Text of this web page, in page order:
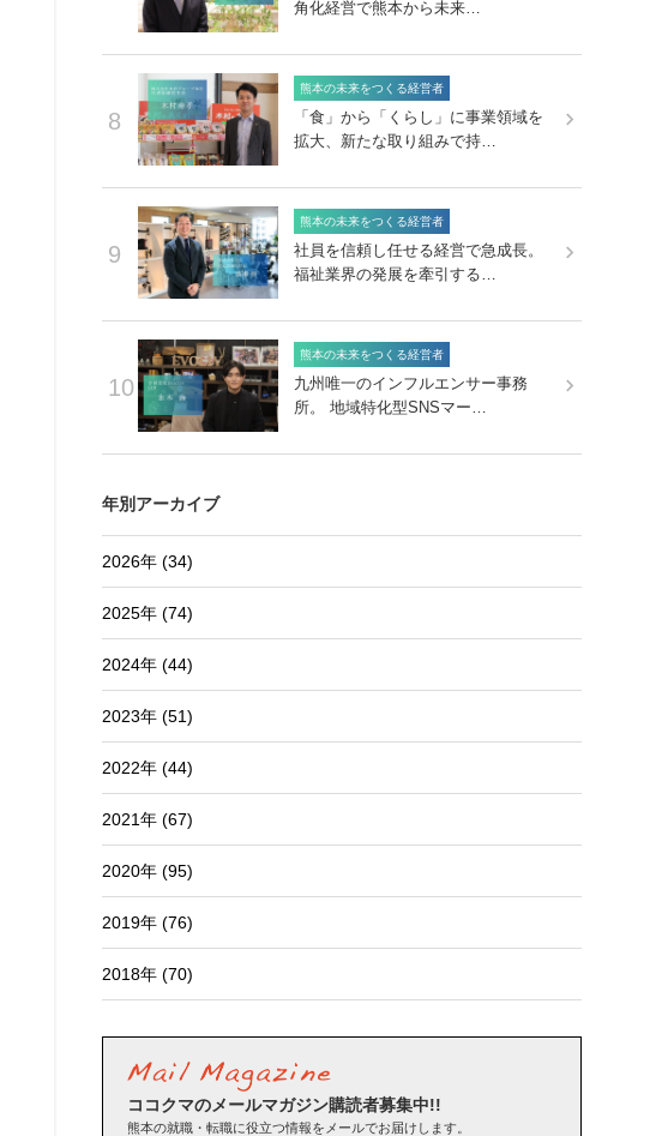
角化経営で熊本から未来…
8
熊本の未来をつくる経営者
「食」から「くらし」に事業領域を
拡大、新たな取り組みで持…
9
熊本の未来をつくる経営者
社員を信頼し任せる経営で急成長。
福祉業界の発展を牽引する…
10
熊本の未来をつくる経営者
九州唯一のインフルエンサー事務
所。 地域特化型SNSマー…
年別アーカイブ
2026年 (34)
2025年 (74)
2024年 (44)
2023年 (51)
2022年 (44)
2021年 (67)
2020年 (95)
2019年 (76)
2018年 (70)
ココクマのメールマガジン購読者募集中!!
熊本の就職・転職に役立つ情報をメールでお届けします。